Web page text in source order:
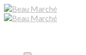
Skip
to